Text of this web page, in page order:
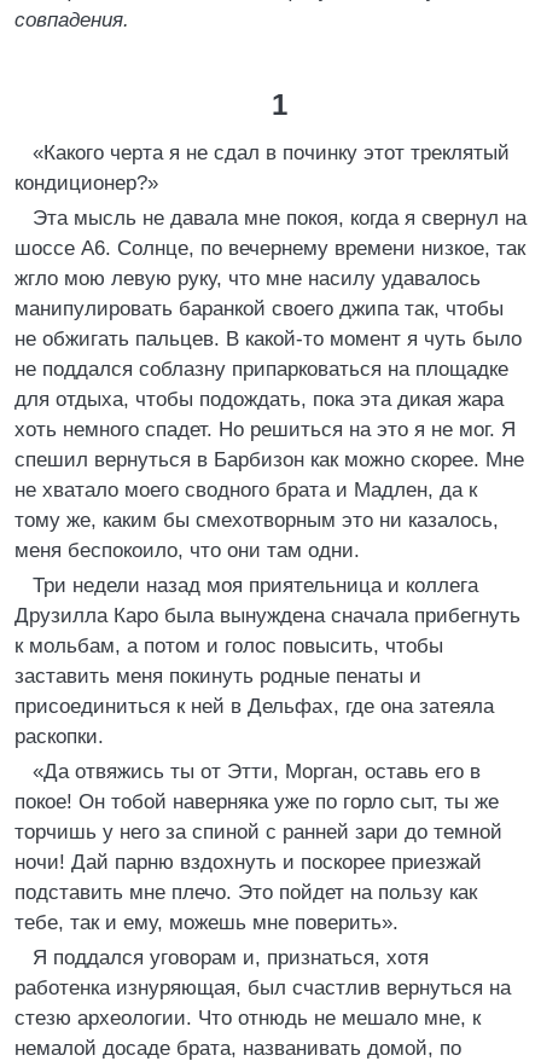
совпадения.
1
«Какого черта я не сдал в починку этот треклятый
кондиционер?»
Эта мысль не давала мне покоя, когда я свернул на
шоссе А6. Солнце, по вечернему времени низкое, так
жгло мою левую руку, что мне насилу удавалось
манипулировать баранкой своего джипа так, чтобы
не обжигать пальцев. В какой-то момент я чуть было
не поддался соблазну припарковаться на площадке
для отдыха, чтобы подождать, пока эта дикая жара
хоть немного спадет. Но решиться на это я не мог. Я
спешил вернуться в Барбизон как можно скорее. Мне
не хватало моего сводного брата и Мадлен, да к
тому же, каким бы смехотворным это ни казалось,
меня беспокоило, что они там одни.
Три недели назад моя приятельница и коллега
Друзилла Каро была вынуждена сначала прибегнуть
к мольбам, а потом и голос повысить, чтобы
заставить меня покинуть родные пенаты и
присоединиться к ней в Дельфах, где она затеяла
раскопки.
«Да отвяжись ты от Этти, Морган, оставь его в
покое! Он тобой наверняка уже по горло сыт, ты же
торчишь у него за спиной с ранней зари до темной
ночи! Дай парню вздохнуть и поскорее приезжай
подставить мне плечо. Это пойдет на пользу как
тебе, так и ему, можешь мне поверить».
Я поддался уговорам и, признаться, хотя
работенка изнуряющая, был счастлив вернуться на
стезю археологии. Что отнюдь не мешало мне, к
немалой досаде брата, названивать домой, по